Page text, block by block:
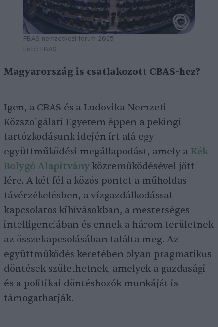
FBAS nemzetközi fórum 2025
Fotó: FBAS
Magyarország is csatlakozott CBAS-hez?
Igen, a CBAS és a Ludovika Nemzeti
Közszolgálati Egyetem éppen a pekingi
tartózkodásunk idején írt alá egy
együttműködési megállapodást, amely a Kék
Bolygó Alapítvány közreműködésével jött
lére. A két fél a közös pontot a műholdas
távérzékelésben, a vízgazdálkodással
kapcsolatos kihívásokban, a mesterséges
intelligenciában és ennek a három területnek
az összekapcsolásában találta meg. Az
együttműködés keretében olyan pragmatikus
döntések születhetnek, amelyek a gazdasági
és a politikai döntéshozók munkáját is
támogathatják.